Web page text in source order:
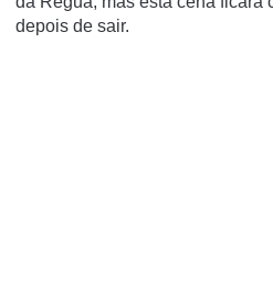
depois de sair.